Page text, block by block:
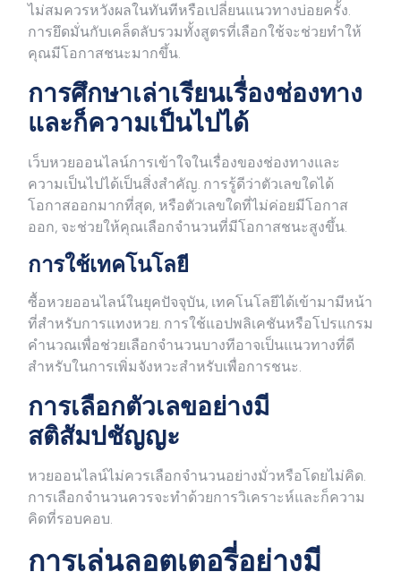
ไม่สมควรหวังผลในทันทีหรือเปลี่ยนแนวทางบ่อยครั้ง.
การยึดมั่นกับเคล็ดลับรวมทั้งสูตรที่เลือกใช้จะช่วยทำให้
คุณมีโอกาสชนะมากขึ้น.
การศึกษาเล่าเรียนเรื่องช่องทาง
และก็ความเป็นไปได้
เว็บหวยออนไลน์การเข้าใจในเรื่องของช่องทางและ
ความเป็นไปได้เป็นสิ่งสำคัญ. การรู้ดีว่าตัวเลขใดได้
โอกาสออกมากที่สุด, หรือตัวเลขใดที่ไม่ค่อยมีโอกาส
ออก, จะช่วยให้คุณเลือกจำนวนที่มีโอกาสชนะสูงขึ้น.
การใช้เทคโนโลยี
ซื้อหวยออนไลน์ในยุคปัจจุบัน, เทคโนโลยีได้เข้ามามีหน้า
ที่สำหรับการแทงหวย. การใช้แอปพลิเคชันหรือโปรแกรม
คำนวณเพื่อช่วยเลือกจำนวนบางทีอาจเป็นแนวทางที่ดี
สำหรับในการเพิ่มจังหวะสำหรับเพื่อการชนะ.
การเลือกตัวเลขอย่างมี
สติสัมปชัญญะ
หวยออนไลน์ไม่ควรเลือกจำนวนอย่างมั่วหรือโดยไม่คิด.
การเลือกจำนวนควรจะทำด้วยการวิเคราะห์และก็ความ
คิดที่รอบคอบ.
การเล่นลอตเตอรี่อย่างมี